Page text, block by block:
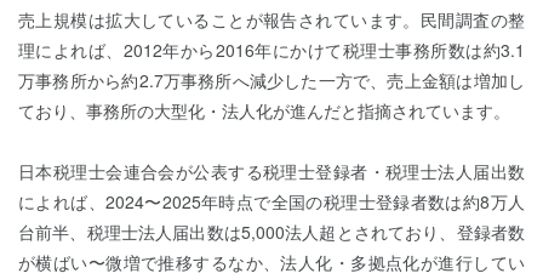
売上規模は拡大していることが報告されています。民間調査の整
理によれば、2012年から2016年にかけて税理士事務所数は約3.1
万事務所から約2.7万事務所へ減少した一方で、売上金額は増加し
ており、事務所の大型化・法人化が進んだと指摘されています。
日本税理士会連合会が公表する税理士登録者・税理士法人届出数
によれば、2024〜2025年時点で全国の税理士登録者数は約8万人
台前半、税理士法人届出数は5,000法人超とされており、登録者数
が横ばい〜微増で推移するなか、法人化・多拠点化が進行してい